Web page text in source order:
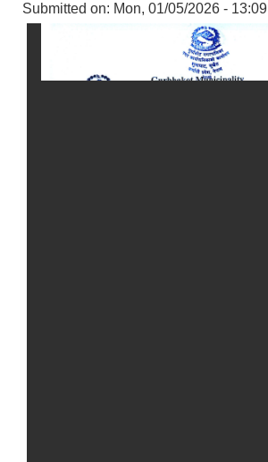
Submitted on: Mon, 01/05/2026 - 13:09